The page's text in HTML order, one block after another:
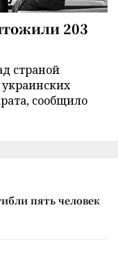
203
страной
сообщило
пять человек